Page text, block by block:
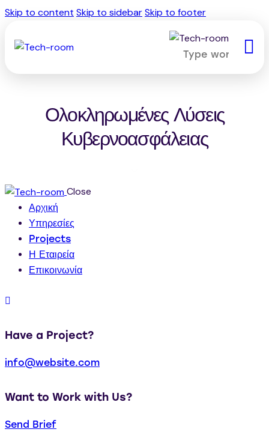
Skip to content Skip to sidebarSkip to footer
Ολοκληρωμένες Λύσεις
Κυβερνοασφάλειας
Close
Αρχική
Υπηρεσίες
Projects
Η Εταιρεία
Επικοινωνία
Have a Project?
info@website.com
Want to Work with Us?
Send Brief